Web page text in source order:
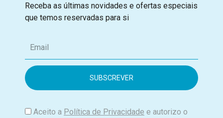
Receba as últimas novidades e ofertas especiais
que temos reservadas para si
m
i
Aceito a Política de Privacidade e autorizo o